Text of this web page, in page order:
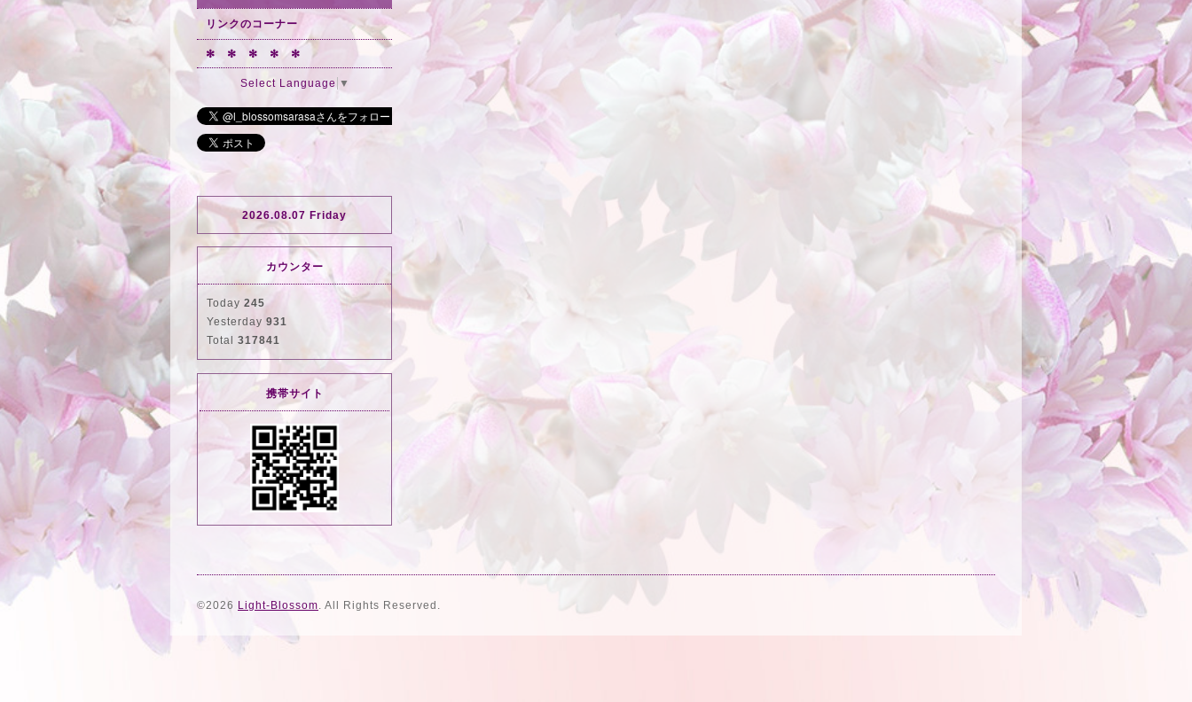
リンクのコーナー
✻ ✻ ✻ ✻ ✻
Select Language ▼
2026.08.07 Friday
カウンター
Today 245
Yesterday 931
Total 317841
携帯サイト
©2026 Light-Blossom. All Rights Reserved.